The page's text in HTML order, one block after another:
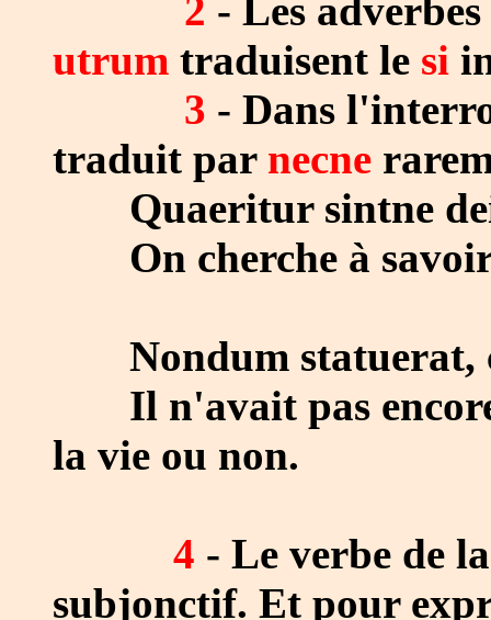
2 - Les
utrum traduisent le si
3 - Dans
traduit par necne
Quaeritur sintne
On cherche à
Nondum statuerat,
Il n'avait pas
la vie ou non.
4 - Le verbe de
subjonctif. Et pour